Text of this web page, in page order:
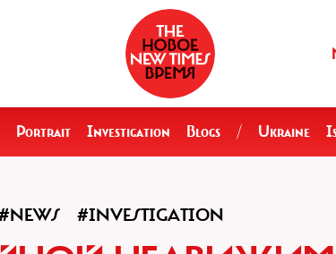
Portrait Investigation Blogs / Ukraine
#INVESTIGATION